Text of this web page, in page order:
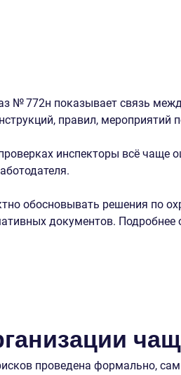
№ 772н показывает связь
правил,
инспекторы всё чаще
обосновывать решения по
документов. Подробнее
проведена формально,